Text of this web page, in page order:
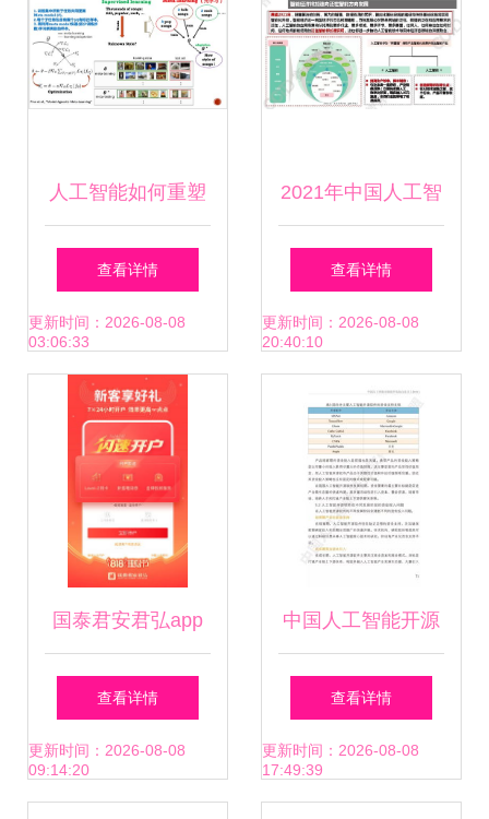
人工智能如何重塑
软件开发与创新的
未来
查看详情
更新时间：2026-08-08
03:06:33
2021年中国人工智
能产业发展趋势,13
页pdf
查看详情
更新时间：2026-08-08
20:40:10
国泰君安君弘app
最新版下载 国泰君
安君弘app官方安
查看详情
更新时间：2026-08-08
09:14:20
中国人工智能开源
软件发展白皮书解
读 166页PPT深度
查看详情
更新时间：2026-08-08
17:49:39